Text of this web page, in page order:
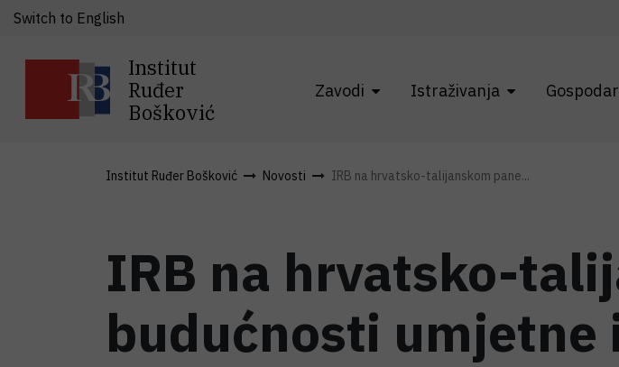
Institut
Ruđer
Bošković
Zavodi Istraživanja
Switch to English
Institut Ruđer Bošković Novosti IRB na hrvatsko-talijanskom pane...
IRB na hrvatsko-
budućnosti umjetne